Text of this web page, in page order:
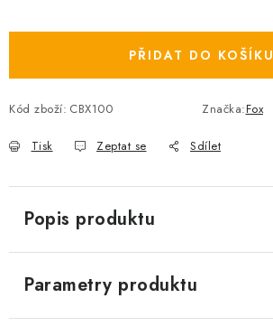
PŘIDAT DO KOŠÍKU
Kód zboží: CBX100 Značka:Fox
Tisk Zeptat se Sdílet
Popis produktu
Parametry produktu